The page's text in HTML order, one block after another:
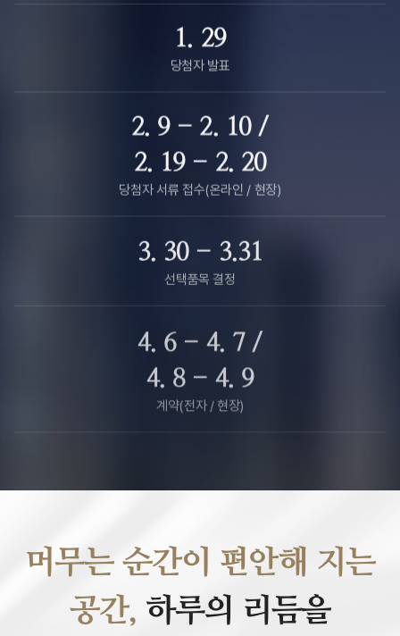
1. 29
당첨자 발표
2. 9 - 2. 10 /
2. 19 - 2. 20
당첨자 서류 접수(온라인 / 현장)
3. 30 - 3.31
선택품목 결정
4. 6 - 4. 7 /
4. 8 - 4. 9
계약(전자 / 현장)
머무는 순간이 편안해 지는
공간, 하루의 리듬을